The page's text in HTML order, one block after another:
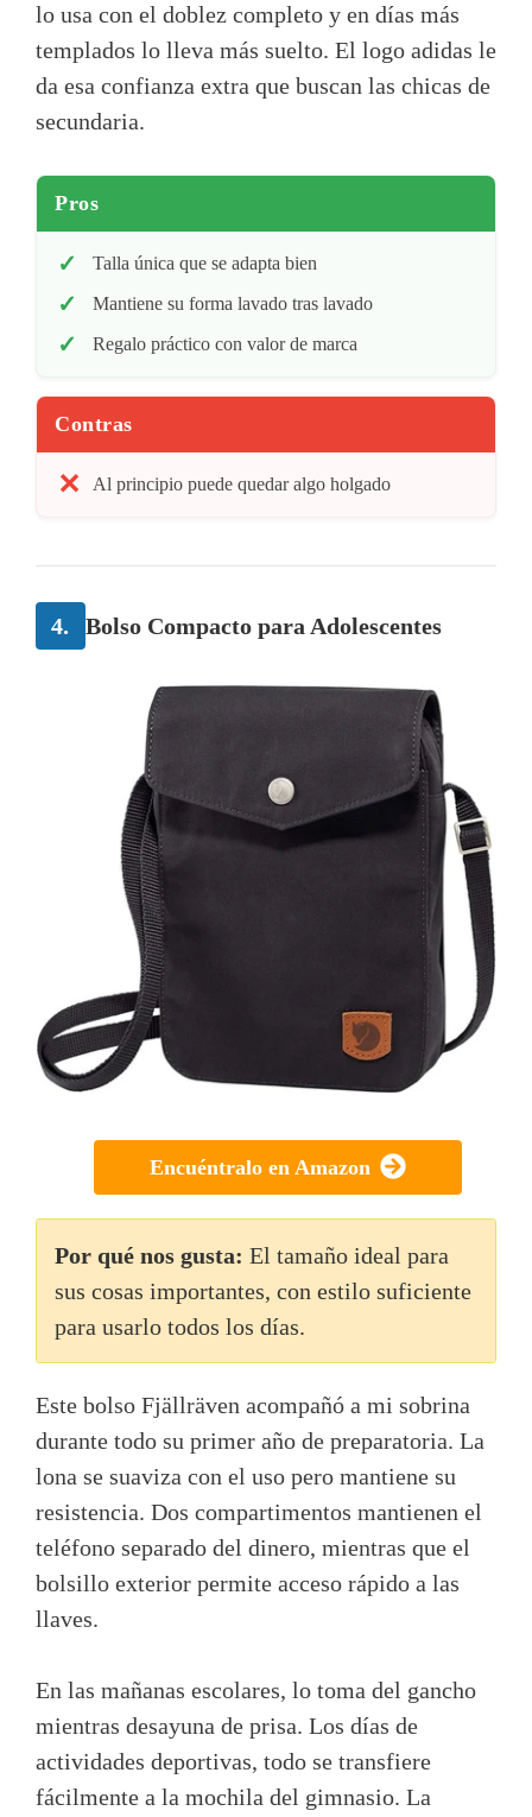
lo usa con el doblez completo y en días más
templados lo lleva más suelto. El logo adidas le
da esa confianza extra que buscan las chicas de
secundaria.
Pros
Talla única que se adapta bien
Mantiene su forma lavado tras lavado
Regalo práctico con valor de marca
Contras
Al principio puede quedar algo holgado
4. Bolso Compacto para Adolescentes
Encuéntralo en Amazon
Por qué nos gusta: El tamaño ideal para
sus cosas importantes, con estilo suficiente
para usarlo todos los días.
Este bolso Fjällräven acompañó a mi sobrina
durante todo su primer año de preparatoria. La
lona se suaviza con el uso pero mantiene su
resistencia. Dos compartimentos mantienen el
teléfono separado del dinero, mientras que el
bolsillo exterior permite acceso rápido a las
llaves.
En las mañanas escolares, lo toma del gancho
mientras desayuna de prisa. Los días de
actividades deportivas, todo se transfiere
fácilmente a la mochila del gimnasio. La